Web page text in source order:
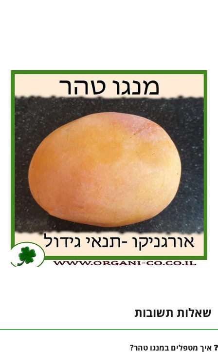
שאלות תשובות
איך מטפלים במנגו טהר?